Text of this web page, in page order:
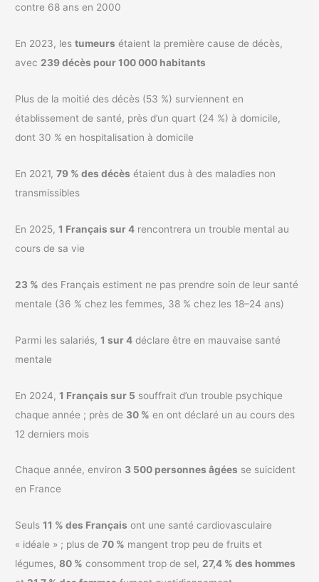
contre 68 ans en 2000
En 2023, lestumeurs étaient la première cause de décès,
avec 239 décès pour 100 000 habitants
Plus de la moitié des décès (53 %) surviennent en
établissement de santé, près d’un quart (24 %) à domicile,
dont 30 % en hospitalisation à domicile
En 2021,79 % des décès étaient dus à des maladies non
transmissibles
En 2025,1 Français sur 4 rencontrera un trouble mental au
cours de sa vie
23 % des Français estiment ne pas prendre soin de leur santé
mentale (36 % chez les femmes, 38 % chez les 18–24 ans)
Parmi les salariés,1 sur 4 déclare être en mauvaise santé
mentale
En 2024,1 Français sur 5 souffrait d’un trouble psychique
chaque année ; près de 30 % en ont déclaré un au cours des
12 derniers mois
Chaque année, environ 3 500 personnes âgées se suicident
en France
Seuls11 % des Français ont une santé cardiovasculaire
« idéale » ; plus de70 % mangent trop peu de fruits et
légumes,80 % consomment trop de sel, 27,4 % des hommes